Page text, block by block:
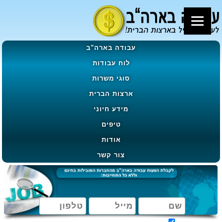
עבודה בארה"ב
לוח עבודות
סוגי משרות
ארצות הברית
מידע חיוני
טיפים
אודות
צור קשר